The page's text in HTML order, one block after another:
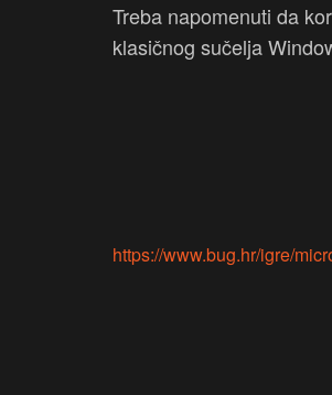
Treba napomenuti da
klasičnog sučelja
https://www.bug.hr/igre/